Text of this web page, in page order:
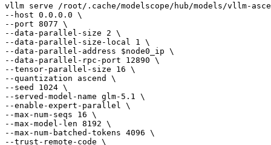
vllm serve /root/.cache/modelscope/hub/models/vllm-
--host 0.0.0.0 \
--port 8077 \
--data-parallel-size 2 \
--data-parallel-size-local 1 \
--data-parallel-address $node0_ip \
--data-parallel-rpc-port 12890 \
--tensor-parallel-size 16 \
--quantization ascend \
--seed 1024 \
--served-model-name glm-5.1 \
--enable-expert-parallel \
--max-num-seqs 16 \
--max-model-len 8192 \
--max-num-batched-tokens 4096 \
--trust-remote-code \